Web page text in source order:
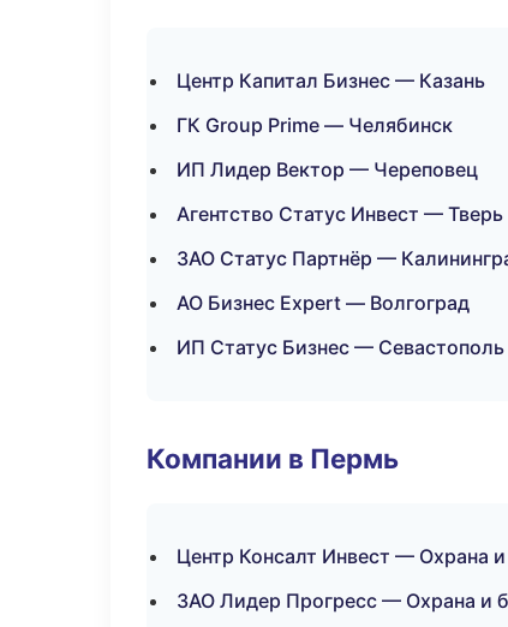
Центр Капитал Бизнес — Казань
ГК Group Prime — Челябинск
ИП Лидер Вектор — Череповец
Агентство Статус Инвест — Тверь
ЗАО Статус Партнёр —
АО Бизнес Expert — Волгоград
ИП Статус Бизнес — Севастополь
Компании в Пермь
Центр Консалт Инвест — Охрана и
ЗАО Лидер Прогресс — Охрана и